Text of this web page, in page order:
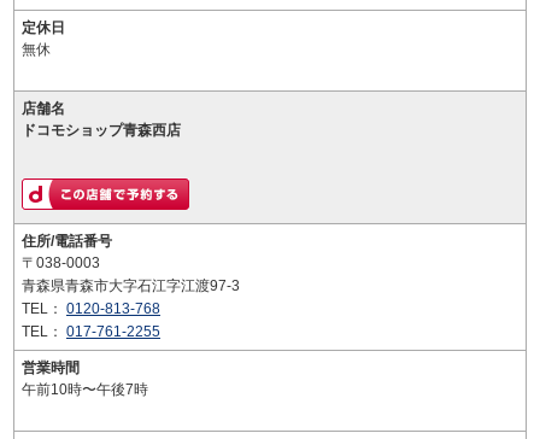
定休日
無休
店舗名
ドコモショップ青森西店
住所/電話番号
〒038-0003
青森県青森市大字石江字江渡97-3
TEL： 0120-813-768
TEL： 017-761-2255
営業時間
午前10時〜午後7時